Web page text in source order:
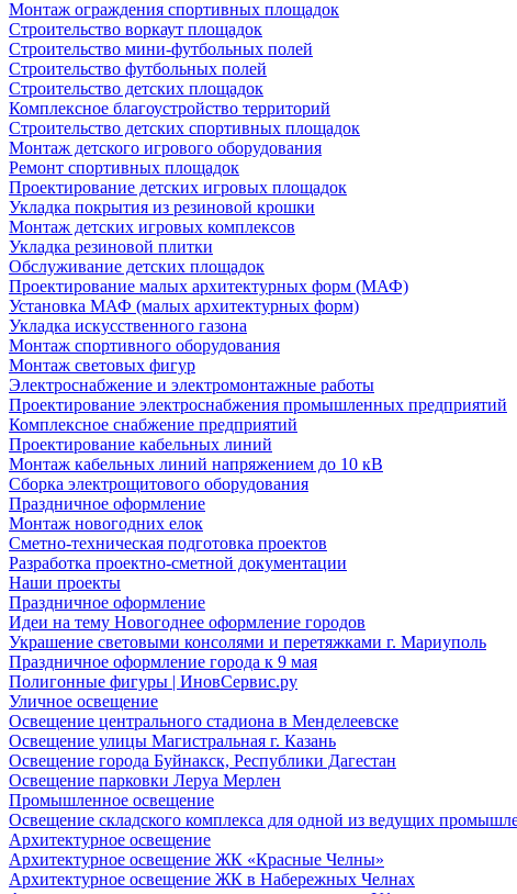
Монтаж ограждения спортивных площадок
Строительство воркаут площадок
Строительство мини-футбольных полей
Строительство футбольных полей
Строительство детских площадок
Комплексное благоустройство территорий
Строительство детских спортивных площадок
Монтаж детского игрового оборудования
Ремонт спортивных площадок
Проектирование детских игровых площадок
Укладка покрытия из резиновой крошки
Монтаж детских игровых комплексов
Укладка резиновой плитки
Обслуживание детских площадок
Проектирование малых архитектурных форм (МАФ)
Установка МАФ (малых архитектурных форм)
Укладка искусственного газона
Монтаж спортивного оборудования
Монтаж световых фигур
Электроснабжение и электромонтажные работы
Проектирование электроснабжения промышленных предприятий
Комплексное снабжение предприятий
Проектирование кабельных линий
Монтаж кабельных линий напряжением до 10 кВ
Сборка электрощитового оборудования
Праздничное оформление
Монтаж новогодних елок
Сметно-техническая подготовка проектов
Разработка проектно-сметной документации
Наши проекты
Праздничное оформление
Идеи на тему Новогоднее оформление городов
Украшение световыми консолями и перетяжками г. Мариуполь
Праздничное оформление города к 9 мая
Полигонные фигуры | ИновСервис.ру
Уличное освещение
Освещение центрального стадиона в Менделеевске
Освещение улицы Магистральная г. Казань
Освещение города Буйнакск, Республики Дагестан
Освещение парковки Леруа Мерлен
Промышленное освещение
Освещение складского комплекса для одной из ведущих
Архитектурное освещение
Архитектурное освещение ЖК «Красные Челны»
Архитектурное освещение ЖК в Набережных Челнах